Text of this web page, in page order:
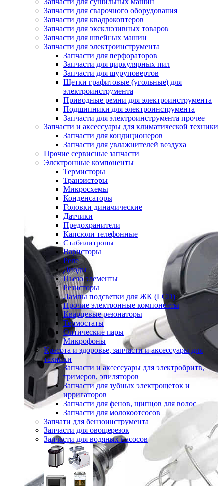
Запчасти для сушильных машин
Запчасти для сварочного оборудования
Запчасти для квадрокоптеров
Запчасти для эксклюзивных товаров
Запчасти для швейных машин
Запчасти для электроинструмента
Запчасти для перфораторов
Запчасти для циркулярных пил
Запчасти для шуруповертов
Щетки графитовые (угольные) для
электроинструмента
Приводные ремни для электроинструмента
Подшипники для электроинструмента
Запчасти для электроинструмента прочее
Запчасти и аксессуары для климатической техники
Запчасти для кондиционеров
Запчасти для увлажнителей воздуха
Прочие сервисные запчасти
Электронные компоненты
Термисторы
Транзисторы
Микросхемы
Конденсаторы
Головки динамические
Датчики
Предохранители
Капсюли телефонные
Стабилитроны
Варисторы
Реле
Диоды
Пьезо элементы
Резисторы
Лампы подсветки для ЖК (LCD)
Прочие электронные компоненты
Кварцевые резонаторы
Термостаты
Оптические пары
Микрофоны
Красота и здоровье, запчасти и аксессуары для
техники
Запчасти и аксессуары для электробритв,
тримеров, эпиляторов
Запчасти для зубных электрощеток и
ирригаторов
Запчасти для фенов, щипцов для волос
Запчасти для молокоотсосов
Запчати для бензоинструмента
Запчасти для овощерезок
Запчасти для водяных насосов